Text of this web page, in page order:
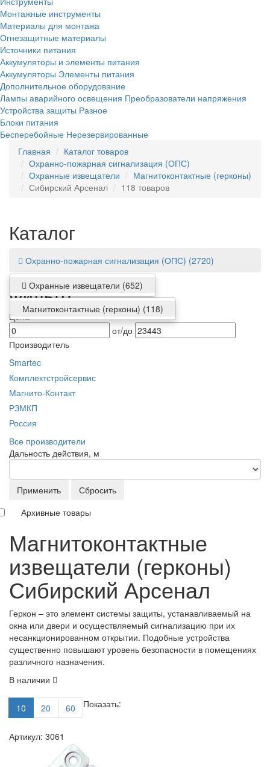
Монтажные инструменты
Материалы для монтажа
Огнезащитные материалы
Источники питания
Аккумуляторы и элементы питания
Аккумуляторы Элементы питания
Дополнительное оборудование
Лампы аварийного освещения Преобразователи напряжения
Устройства защиты Разное
Блоки питания
Бесперебойные Нерезервированные
Главная
Каталог товаров
Охранно-пожарная сигнализация (ОПС)
Охранные извещатели
Магнитоконтактные (герконы)
Сибирский Арсенал
118 товаров
Каталог
Охранно-пожарная сигнализация (ОПС) (2720)
Охранные извещатели (652)
Магнитоконтактные (герконы) (118)
Фильтр
Цена
от/до
Производитель
Smartec
Комплектстройсервис
Магнито-Контакт
РЗМКП
Россия
Все производители
Дальность действия, м
Применить
Сбросить
Архивные товары
Магнитоконтактные
извещатели (герконы)
Сибирский Арсенал
Геркон – это элемент системы защиты, устанавливаемый на
окна или двери и осуществляемый сигнализацию при их
несанкционированном открытии. Подобные устройства
существенно повышают уровень безопасности в помещениях
различного назначения.
В наличии
Показать:
10 20 60
Артикул: 3061